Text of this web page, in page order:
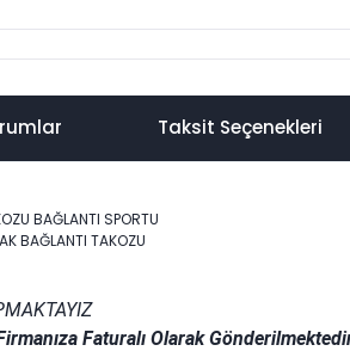
Taksit Seçenekleri
BAĞLANTI SPORTU
BAĞLANTI TAKOZU
Faturalı Olarak